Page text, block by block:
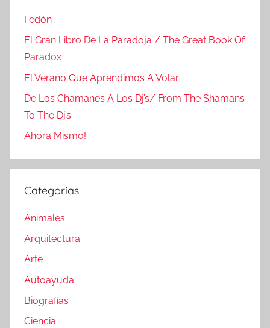
Fedón
El Gran Libro De La Paradoja / The Great Book Of
Paradox
El Verano Que Aprendimos A Volar
De Los Chamanes A Los Dj’s/ From The Shamans
To The Dj’s
Ahora Mismo!
Categorías
Animales
Arquitectura
Arte
Autoayuda
Biografias
Ciencia